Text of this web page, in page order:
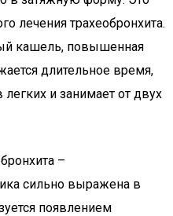
лечения трахеобронхита.
кашель, повышенная
длительное время,
и занимает от двух
–
сильно выражена в
появлением